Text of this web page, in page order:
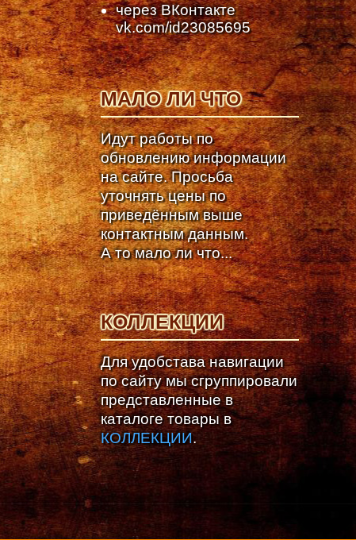
через ВКонтакте
vk.com/id23085695
МАЛО ЛИ ЧТО
Идут работы по
обновлению информации
на сайте. Просьба
уточнять цены по
приведённым выше
контактным данным.
А то мало ли что...
КОЛЛЕКЦИИ
Для удобстава навигации
по сайту мы сгруппировали
представленные в
каталоге товары в
КОЛЛЕКЦИИ.